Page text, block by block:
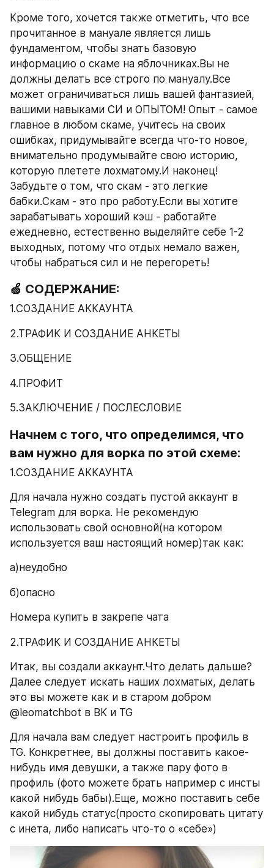
Кроме того, хочется также отметить, что все
прочитанное в мануале является лишь
фундаментом, чтобы знать базовую
информацию о скаме на яблочниках.Вы не
должны делать все строго по мануалу.Все
может ограничиваться лишь вашей фантазией,
вашими навыками СИ и ОПЫТОМ! Опыт - самое
главное в любом скаме, учитесь на своих
ошибках, придумывайте всегда что-то новое,
внимательно продумывайте свою историю,
которую плетете лохматому.И наконец!
Забудьте о том, что скам - это легкие
бабки.Скам - это про работу.Если вы хотите
зарабатывать хороший кэш - работайте
ежедневно, естественно выделяйте себе 1-2
выходных, потому что отдых немало важен,
чтобы набраться сил и не перегореть!
🍏 СОДЕРЖАНИЕ:
1.СОЗДАНИЕ АККАУНТА
2.ТРАФИК И СОЗДАНИЕ АНКЕТЫ
3.ОБЩЕНИЕ
4.ПРОФИТ
5.ЗАКЛЮЧЕНИЕ / ПОСЛЕСЛОВИЕ
Начнем с того, что определимся, что
вам нужно для ворка по этой схеме:
1.СОЗДАНИЕ АККАУНТА
Для начала нужно создать пустой аккаунт в
Telegram для ворка. Не рекомендую
использовать свой основной(на котором
используется ваш настоящий номер)так как:
а)неудобно
б)опасно
Номера купить в закрепе чата
2.ТРАФИК И СОЗДАНИЕ АНКЕТЫ
Итак, вы создали аккаунт.Что делать дальше?
Далее следует искать наших лохматых, делать
это вы можете как и в старом добром
@leomatchbot в ВК и TG
Для начала вам следует настроить профиль в
TG. Конкретнее, вы должны поставить какое-
нибудь имя девушки, а также пару фото в
профиль (фото можете брать например с инсты
какой нибудь бабы).Еще, можно поставить себе
какой нибудь статус(просто скопировать цитату
с инета, либо написать что-то о «себе»)